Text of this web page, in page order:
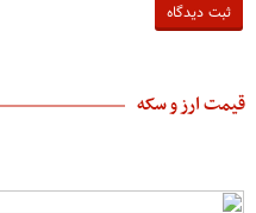
قیمت ارز و سکه